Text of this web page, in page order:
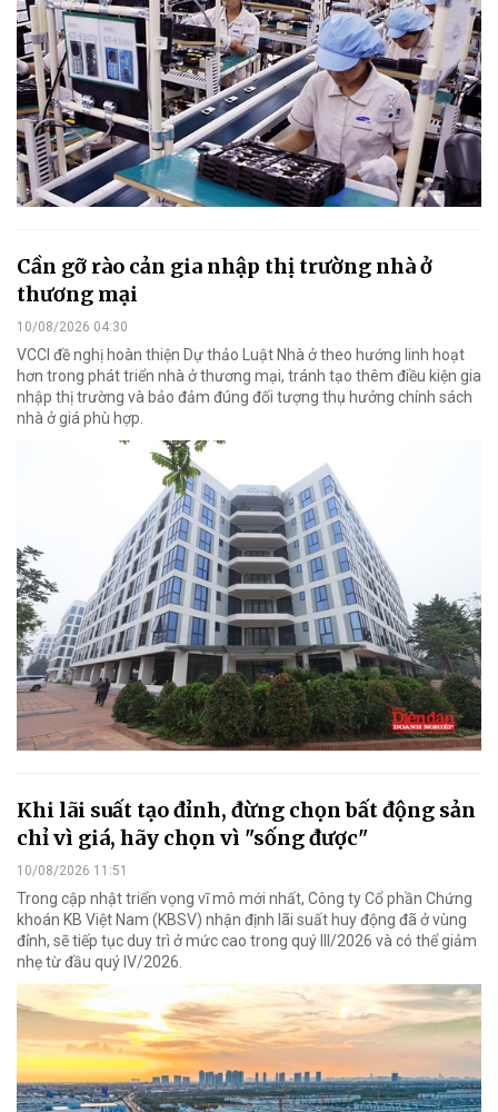
Cần gỡ rào cản gia nhập thị trường nhà ở
thương mại
10/08/2026 04:30
VCCI đề nghị hoàn thiện Dự thảo Luật Nhà ở theo hướng linh hoạt
hơn trong phát triển nhà ở thương mại, tránh tạo thêm điều kiện gia
nhập thị trường và bảo đảm đúng đối tượng thụ hưởng chính sách
nhà ở giá phù hợp.
Khi lãi suất tạo đỉnh, đừng chọn bất động sản
chỉ vì giá, hãy chọn vì "sống được"
10/08/2026 11:51
Trong cập nhật triển vọng vĩ mô mới nhất, Công ty Cổ phần Chứng
khoán KB Việt Nam (KBSV) nhận định lãi suất huy động đã ở vùng
đỉnh, sẽ tiếp tục duy trì ở mức cao trong quý III/2026 và có thể giảm
nhẹ từ đầu quý IV/2026.